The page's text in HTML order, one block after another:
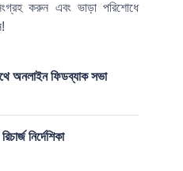
করুন এবং ভাড়া পরিশোধে
অনলাইন ফিডব্যাক সভা
নির্দেশিকা